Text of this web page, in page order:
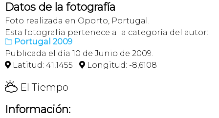
Datos de la fotografía
Foto realizada en Oporto, Portugal.
Esta fotografía pertenece a la categoría del autor:
 Portugal 2009
Publicada el día 10 de Junio de 2009.
 Latitud: 41,1455 |  Longitud: -8,6108
H El Tiempo
Información: